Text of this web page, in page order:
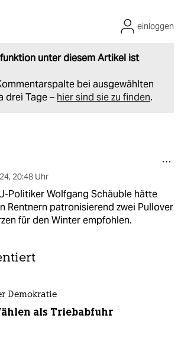
unter diesem Artikel ist
bei ausgewählten
drei Tage – hier sind sie zu finden.
einloggen
, 20:48 Uhr
Politiker Wolfgang Schäuble hätte
Rentnern patronisierend zwei Pullover
für den Winter empfohlen.
Demokratie
als Triebabfuhr